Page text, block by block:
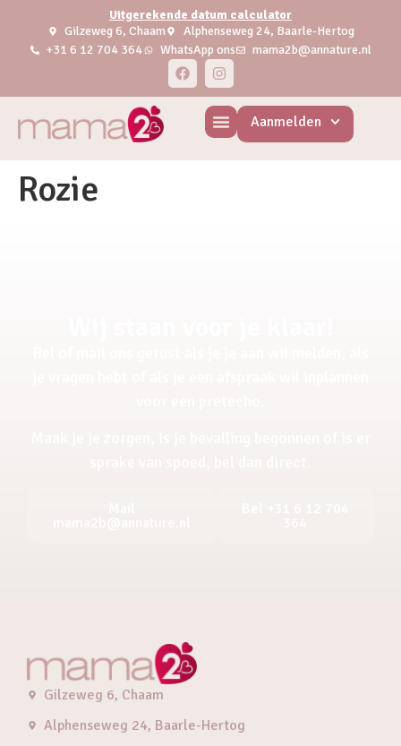
Uitgerekende datum calculator
Gilzeweg 6, Chaam
Alphenseweg 24, Baarle-Hertog
+31 6 12 704 364
WhatsApp ons mama2b@annature.nl
Aanmelden
Rozie
Gilzeweg 6, Chaam
Alphenseweg 24, Baarle-Hertog